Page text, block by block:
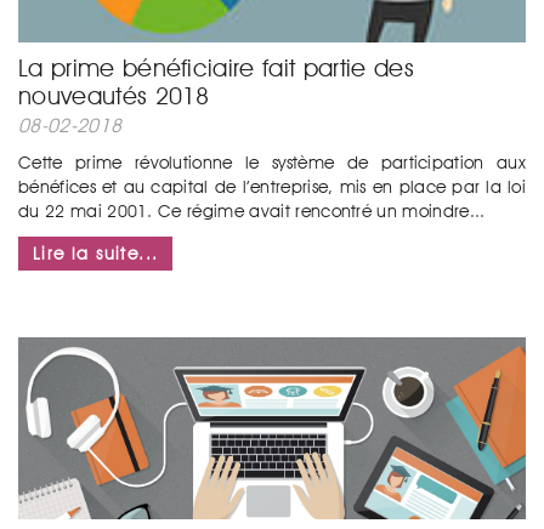
La prime bénéficiaire fait partie des
nouveautés 2018
08-02-2018
Cette prime révolutionne le système de participation aux
bénéfices et au capital de l’entreprise, mis en place par la loi
du 22 mai 2001. Ce régime avait rencontré un moindre...
Lire la suite...